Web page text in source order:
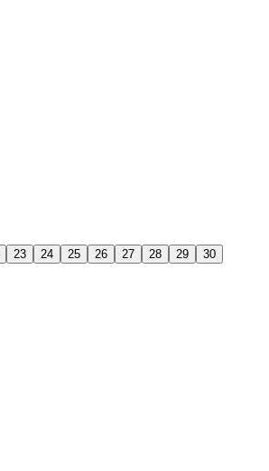
23 24 25 26 27 28 29 30